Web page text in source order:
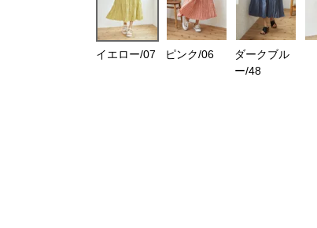
イエロー/07 ピンク/06
ダークブル
ー/48